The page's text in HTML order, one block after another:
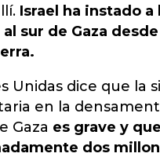
Israel ha instado a
al sur de Gaza
Unidas dice que la
en la
Gaza es grave y
dos